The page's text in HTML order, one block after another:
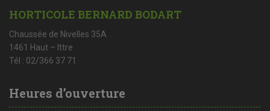
HORTICOLE BERNARD BODART
Chaussée de Nivelles 35A
1461 Haut – Ittre
Tél : 02/366 37 71
Heures d’ouverture